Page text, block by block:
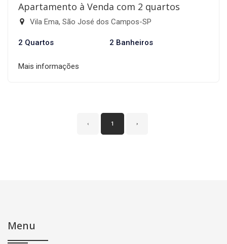
Apartamento à Venda com 2 quartos
Vila Ema, São José dos Campos-SP
2 Quartos 2 Banheiros
Mais informações
‹ 1 ›
Menu